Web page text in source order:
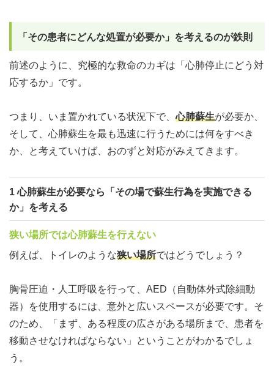
「その患者にどんな処置が必要か」を考えるのが鉄則
前述のように、究極的な救命のカギは「心肺停止にどう対
応するか」です。
つまり、いま置かれている状況下で、心肺蘇生が必要か、
そして、心肺蘇生を最も迅速に行うためには何をすべき
か、と考えていけば、おのずと対応がみえてきます。
1 心肺蘇生が必要なら「その場で蘇生行為を実施できる
か」を考える
狭い場所では心肺蘇生を行えない
例えば、トイレのような狭い場所ではどうでしょう？
胸骨圧迫・人工呼吸を行って、AED（自動体外式除細動
器）を使用するには、意外と広いスペースが必要です。そ
のため、「まず、ある程度の広さがある場所まで、患者を
移動させなければならない」ということがわかるでしょ
う。